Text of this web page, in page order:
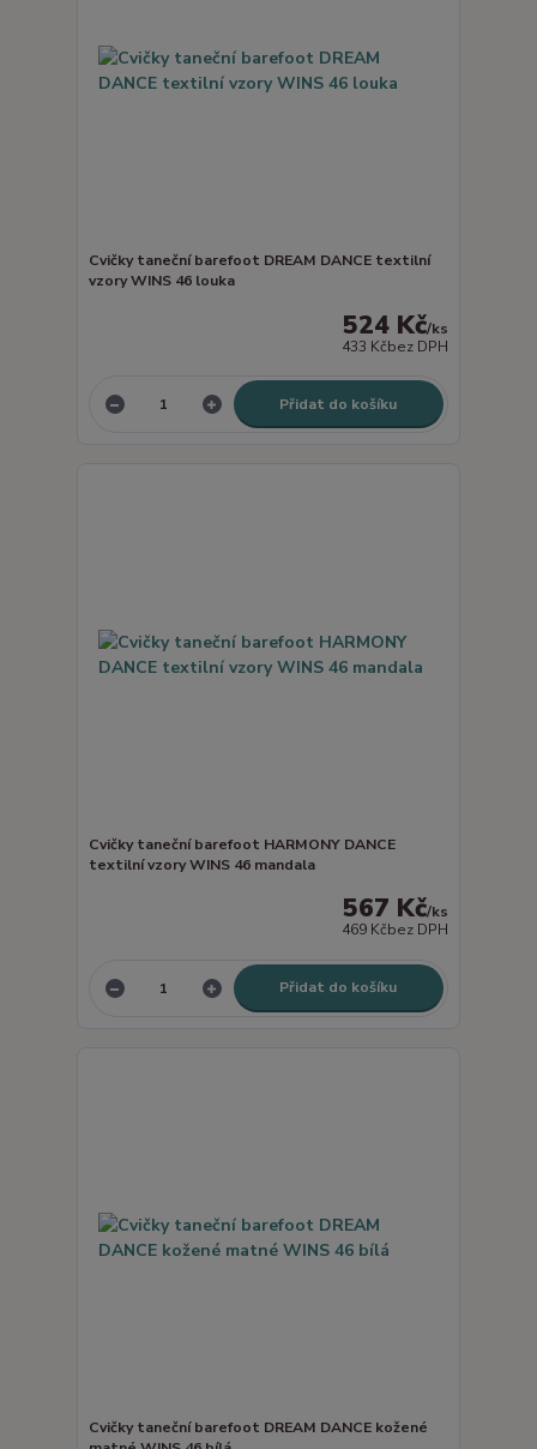
Cvičky taneční barefoot DREAM DANCE textilní
vzory WINS 46 louka
524 Kč/ks
433 Kčbez DPH
Přidat do košíku
Cvičky taneční barefoot HARMONY DANCE
textilní vzory WINS 46 mandala
567 Kč/ks
469 Kčbez DPH
Přidat do košíku
Cvičky taneční barefoot DREAM DANCE kožené